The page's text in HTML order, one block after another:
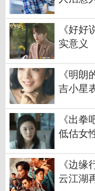
《好好
实意义
《明朗
吉小星
《出拳
低估女
《边缘
云江湖